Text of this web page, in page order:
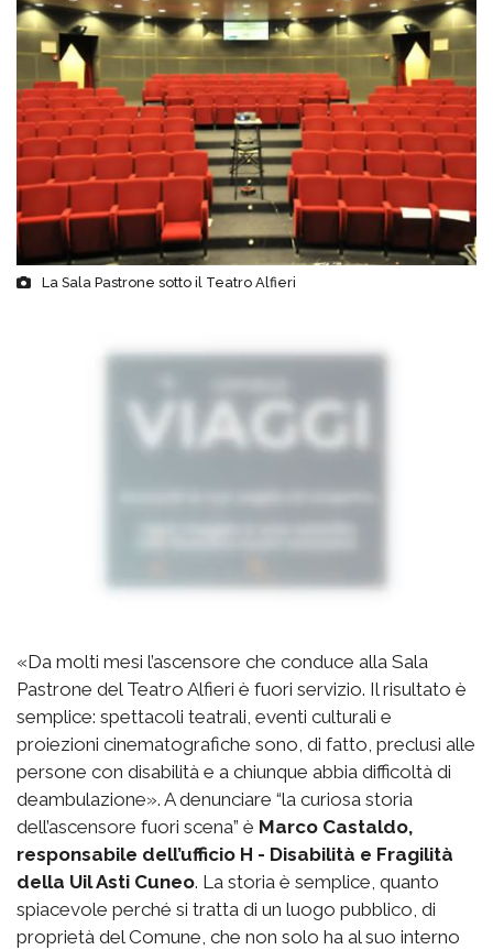
La Sala Pastrone sotto il Teatro Alfieri
«Da molti mesi l’ascensore che conduce alla Sala
Pastrone del Teatro Alfieri è fuori servizio. Il risultato è
semplice: spettacoli teatrali, eventi culturali e
proiezioni cinematografiche sono, di fatto, preclusi alle
persone con disabilità e a chiunque abbia difficoltà di
deambulazione». A denunciare “la curiosa storia
dell’ascensore fuori scena” è Marco Castaldo,
responsabile dell’ufficio H - Disabilità e Fragilità
della Uil Asti Cuneo. La storia è semplice, quanto
spiacevole perché si tratta di un luogo pubblico, di
proprietà del Comune, che non solo ha al suo interno